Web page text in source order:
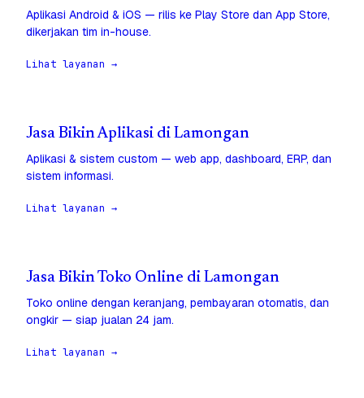
Aplikasi Android & iOS — rilis ke Play Store dan App Store,
dikerjakan tim in-house.
Lihat layanan →
Jasa Bikin Aplikasi di Lamongan
Aplikasi & sistem custom — web app, dashboard, ERP, dan
sistem informasi.
Lihat layanan →
Jasa Bikin Toko Online di Lamongan
Toko online dengan keranjang, pembayaran otomatis, dan
ongkir — siap jualan 24 jam.
Lihat layanan →